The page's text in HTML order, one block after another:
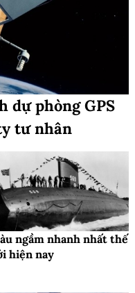
dự phòng GPS
tư nhân
ngầm nhanh nhất thế
hiện nay